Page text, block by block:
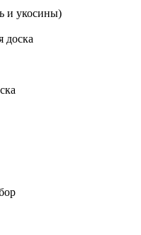
и укосины)
доска